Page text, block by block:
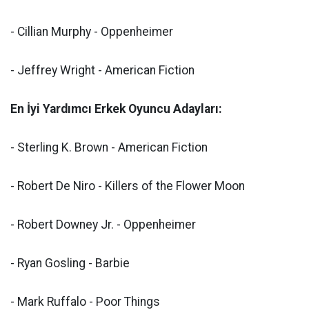
- Cillian Murphy - Oppenheimer
- Jeffrey Wright - American Fiction
En İyi Yardımcı Erkek Oyuncu Adayları:
- Sterling K. Brown - American Fiction
- Robert De Niro - Killers of the Flower Moon
- Robert Downey Jr. - Oppenheimer
- Ryan Gosling - Barbie
- Mark Ruffalo - Poor Things